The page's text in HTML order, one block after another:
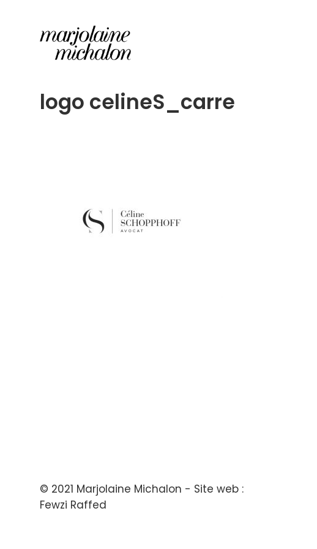
logo celineS_carre
© 2021 Marjolaine Michalon - Site web :
Fewzi Raffed